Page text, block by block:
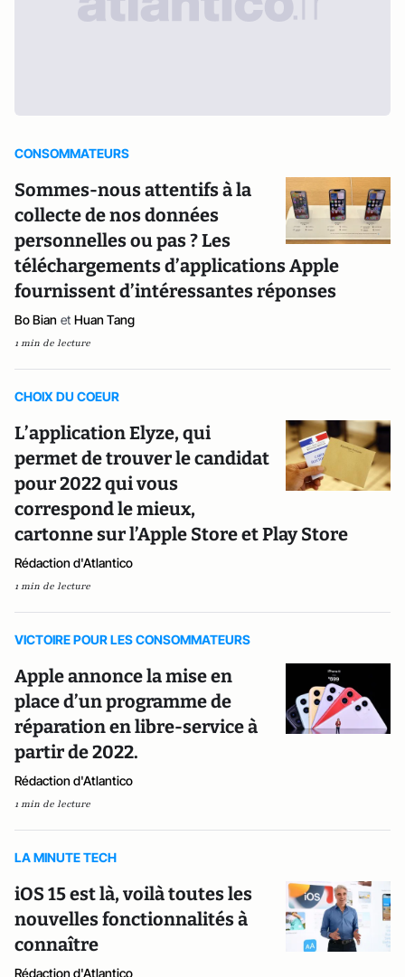
CONSOMMATEURS
Sommes-nous attentifs à la
collecte de nos données
personnelles ou pas ? Les
téléchargements d’applications Apple
fournissent d’intéressantes réponses
Bo Bian et Huan Tang
1 min de lecture
CHOIX DU COEUR
L’application Elyze, qui
permet de trouver le candidat
pour 2022 qui vous
correspond le mieux,
cartonne sur l’Apple Store et Play Store
Rédaction d'Atlantico
1 min de lecture
VICTOIRE POUR LES CONSOMMATEURS
Apple annonce la mise en
place d’un programme de
réparation en libre-service à
partir de 2022.
Rédaction d'Atlantico
1 min de lecture
LA MINUTE TECH
iOS 15 est là, voilà toutes les
nouvelles fonctionnalités à
connaître
Rédaction d'Atlantico